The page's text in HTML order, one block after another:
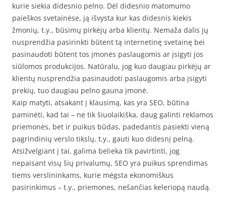
kurie siekia didesnio pelno. Dėl didesnio matomumo
paieškos svetainėse, ją išvysta kur kas didesnis kiekis
žmonių, t.y., būsimų pirkėjų arba klientų. Nemaža dalis jų
nusprendžia pasirinkti būtent tą internetinę svetainę bei
pasinaudoti būtent tos įmonės paslaugomis ar įsigyti jos
siūlomos produkcijos. Natūralu, jog kuo daugiau pirkėjų ar
klientų nusprendžia pasinaudoti paslaugomis arba įsigyti
prekių, tuo daugiau pelno gauna įmonė.
Kaip matyti, atsakant į klausimą, kas yra SEO, būtina
paminėti, kad tai – ne tik šiuolaikiška, daug galinti reklamos
priemonės, bet ir puikus būdas, padedantis pasiekti vieną
pagrindinių verslo tikslų, t.y., gauti kuo didesnį pelną.
Atsižvelgiant į tai, galima belieka tik pavirtinti, jog
nepaisant visų šių privalumų, SEO yra puikus sprendimas
tiems verslininkams, kurie mėgsta ekonomiškus
pasirinkimus – t.y., priemones, nešančias keleriopą naudą.